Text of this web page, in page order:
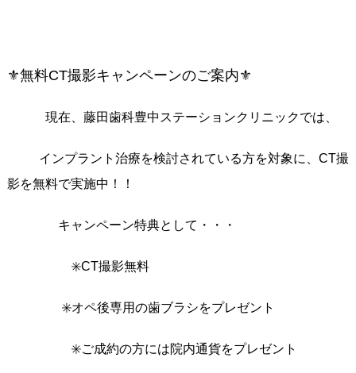
⚜️無料CT撮影キャンペーンのご案内⚜️
現在、藤田歯科豊中ステーションクリニックでは、
インプラント治療を検討されている方を対象に、CT撮
影を無料で実施中！！
キャンペーン特典として・・・
✳️CT撮影無料
✳️オペ後専用の歯ブラシをプレゼント
✳️ご成約の方には院内通貨をプレゼント